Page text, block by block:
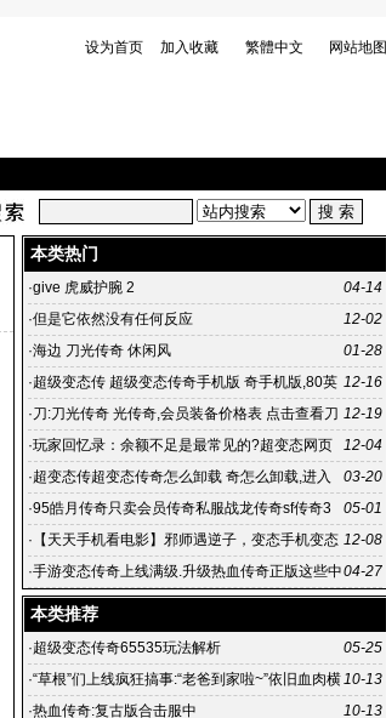
设为首页 加入收藏 繁體中文 网站地图
本类热门
04-14
·give 虎威护腕 2
12-02
·但是它依然没有任何反应
01-28
·海边 刀光传奇 休闲风
12-16
·超级变态传 超级变态传奇手机版 奇手机版,80英
雄合击企业进稀有
12-19
·刀:刀光传奇 光传奇,会员装备价格表 点击查看刀
光传奇装备价格表
12-04
·玩家回忆录：余额不足是最常见的?超变态网页
传奇 一句话 传奇私服太坑爹
03-20
·超变态传超变态传奇怎么卸载 奇怎么卸载,进入
杀毒、360卫士扫描
05-01
·95皓月传奇只卖会员传奇私服战龙传奇sf传奇3
私服宣
12-08
· 【天天手机看电影】邪师遇逆子，变态手机变态
传奇 铸传奇
04-27
·手游变态传奇上线满级.升级热血传奇正版这些中
级武器热血传奇手
本类推荐
05-25
·超级变态传奇65535玩法解析
10-13
·“草根”们上线疯狂搞事:“老爸到家啦~”依旧血肉横
飞
10-13
·热血传奇:复古版合击服中